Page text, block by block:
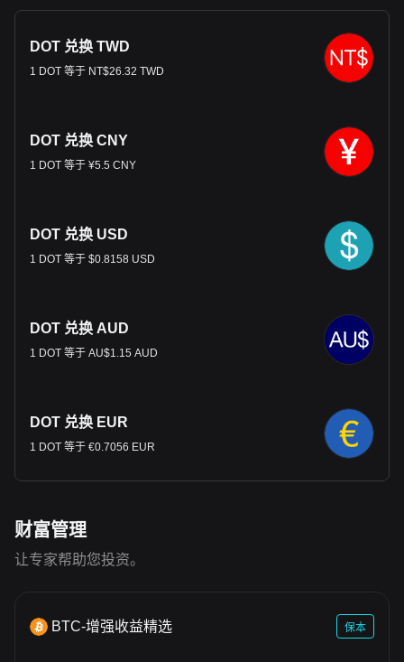
DOT 兑换 TWD
1 DOT 等于 NT$26.32 TWD
DOT 兑换 CNY
1 DOT 等于 ¥5.5 CNY
DOT 兑换 USD
1 DOT 等于 $0.8158 USD
DOT 兑换 AUD
1 DOT 等于 AU$1.15 AUD
DOT 兑换 EUR
1 DOT 等于 €0.7056 EUR
财富管理
让专家帮助您投资。
BTC-增强收益精选 保本